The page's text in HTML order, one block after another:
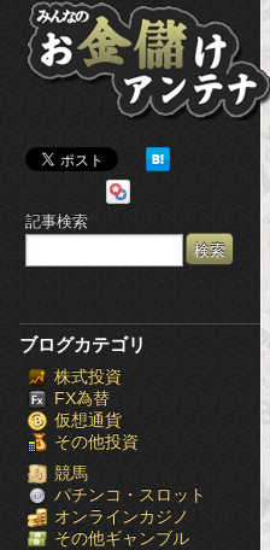
記事検索
ブログカテゴリ
株式投資
FX為替
仮想通貨
その他投資
競馬
パチンコ・スロット
オンラインカジノ
その他ギャンブル